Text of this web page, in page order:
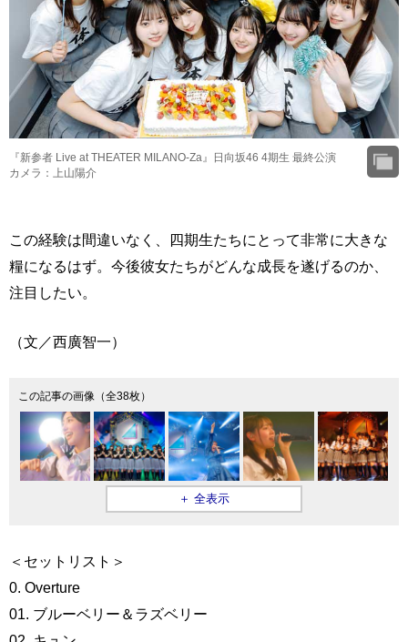
『新参者 Live at THEATER MILANO-Za』日向坂46 4期生 最終公演
カメラ：上山陽介
この経験は間違いなく、四期生たちにとって非常に大きな
糧になるはず。今後彼女たちがどんな成長を遂げるのか、
注目したい。
（文／西廣智一）
この記事の画像（全38枚）
＋ 全表示
＜セットリスト＞
0. Overture
01. ブルーベリー＆ラズベリー